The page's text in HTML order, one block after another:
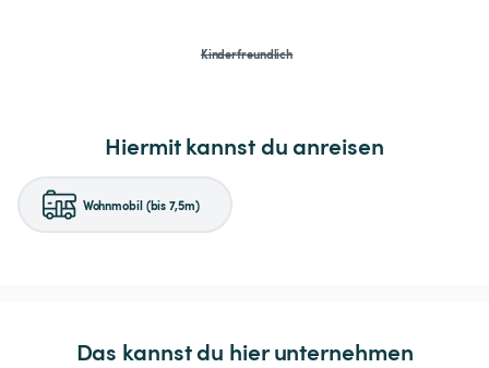
Kinderfreundlich
Hiermit kannst du anreisen
Wohnmobil (bis 7,5m)
Das kannst du hier unternehmen